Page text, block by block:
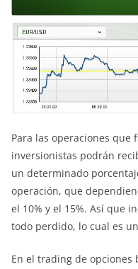
Para las operaciones que
inversionistas podrán
un determinado
operación, que
el 10% y el 15%. Así que
todo perdido, lo cual es
En el trading de